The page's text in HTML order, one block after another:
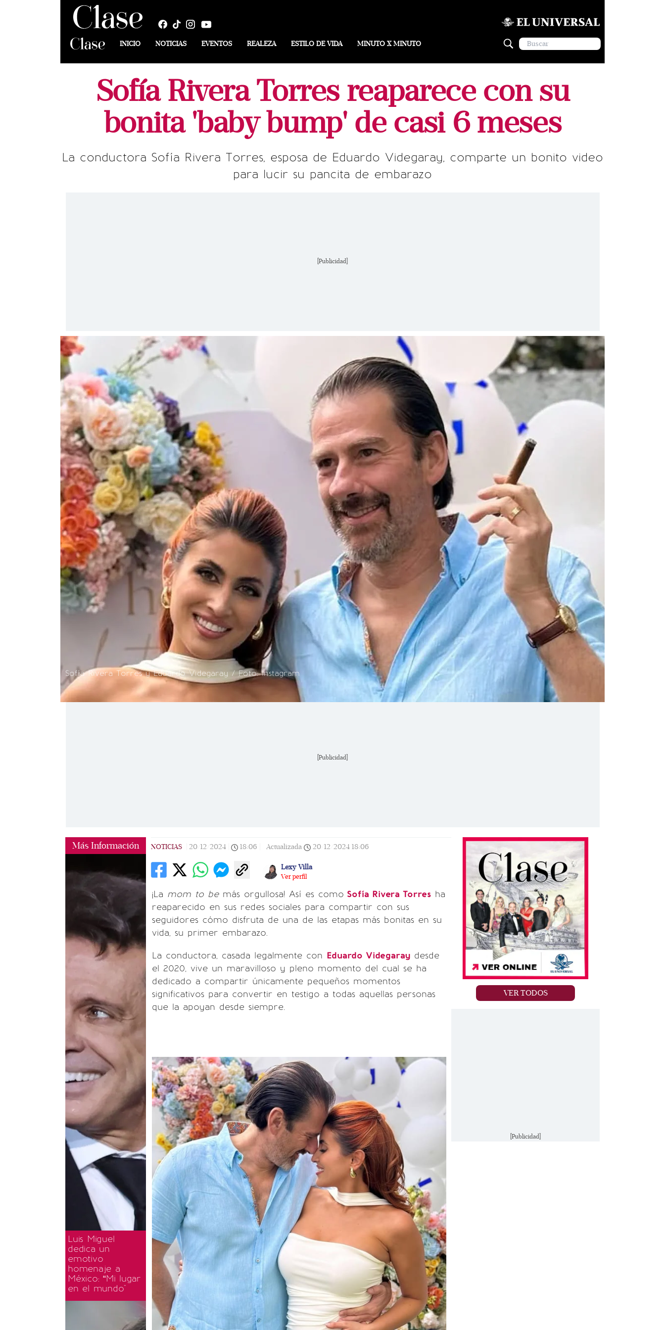
INICIO NOTICIAS EVENTOS REALEZA ESTILO DE VIDA MINUTO X MINUTO
Sofía Rivera Torres reaparece con su
bonita 'baby bump' de casi 6 meses
La conductora Sofía Rivera Torres, esposa de Eduardo Videgaray, comparte un bonito video
para lucir su pancita de embarazo
[Publicidad]
Sofía Rivera Torres y Eduardo Videgaray / Foto: Instagram
[Publicidad]
Más Información
Luis Miguel
dedica un
emotivo
homenaje a
México: “Mi lugar
en el mundo"
NOTICIAS 20/12/2024 18:06 Actualizada 20/12/2024 18:06
Lexy Villa
Ver perfil
¡La mom to bemás orgullosa! Así es como Sofía Rivera Torres ha
reaparecido en sus redes sociales para compartir con sus
seguidores cómo disfruta de una de las etapas más bonitas en su
vida, su primer embarazo.
La conductora, casada legalmente con Eduardo Videgaray desde
el 2020, vive un maravilloso y pleno momento del cual se ha
dedicado a compartir únicamente pequeños momentos
significativos para convertir en testigo a todas aquellas personas
que la apoyan desde siempre.
VER TODOS
[Publicidad]